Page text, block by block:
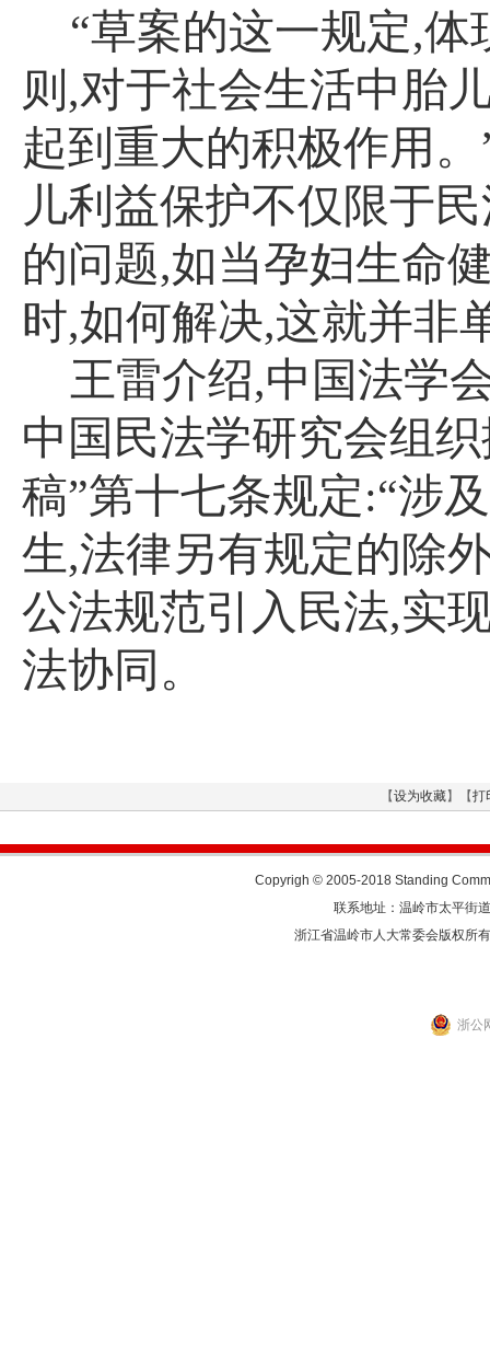
“草案的这一规定,体
则 ,对于社会生活中胎
起到重大的积极作用
儿利益保护不仅限于
的问题,如当孕妇生命
时,如何解决,这就并非
王雷介绍,中国法学
中国民法学研究会组
稿”第十七条规定:“涉
生,法律另有规定的除
公法规范引入民法,实
法协同。
【设为收藏】【打
Copyrigh © 2005-2018 Standing
联系地址：温岭市太平
浙江省温岭市人大常委会版权所
浙公